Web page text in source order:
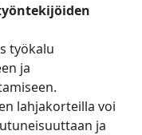
työkalu
ja
lahjakorteilla voi
ja